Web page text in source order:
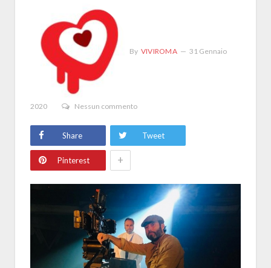
By VIVIROMA 31 Gennaio
2020 Nessun commento
Share Tweet
Pinterest +